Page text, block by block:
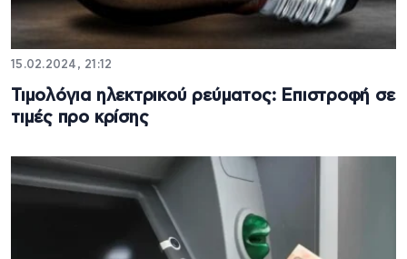
15.02.2024, 21:12
Τιμολόγια ηλεκτρικού ρεύματος: Επιστροφή σε
τιμές προ κρίσης